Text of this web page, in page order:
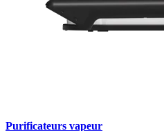
Purificateurs vapeur